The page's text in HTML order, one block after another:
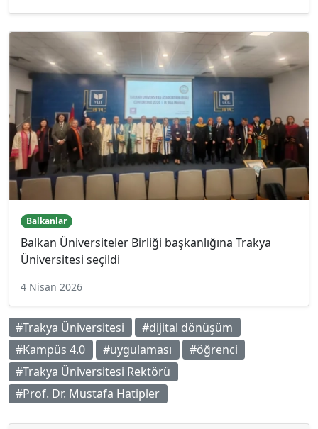
Balkanlar
Balkan Üniversiteler Birliği başkanlığına Trakya
Üniversitesi seçildi
4 Nisan 2026
#Trakya Üniversitesi
#dijital dönüşüm
#Kampüs 4.0
#uygulaması
#öğrenci
#Trakya Üniversitesi Rektörü
#Prof. Dr. Mustafa Hatipler